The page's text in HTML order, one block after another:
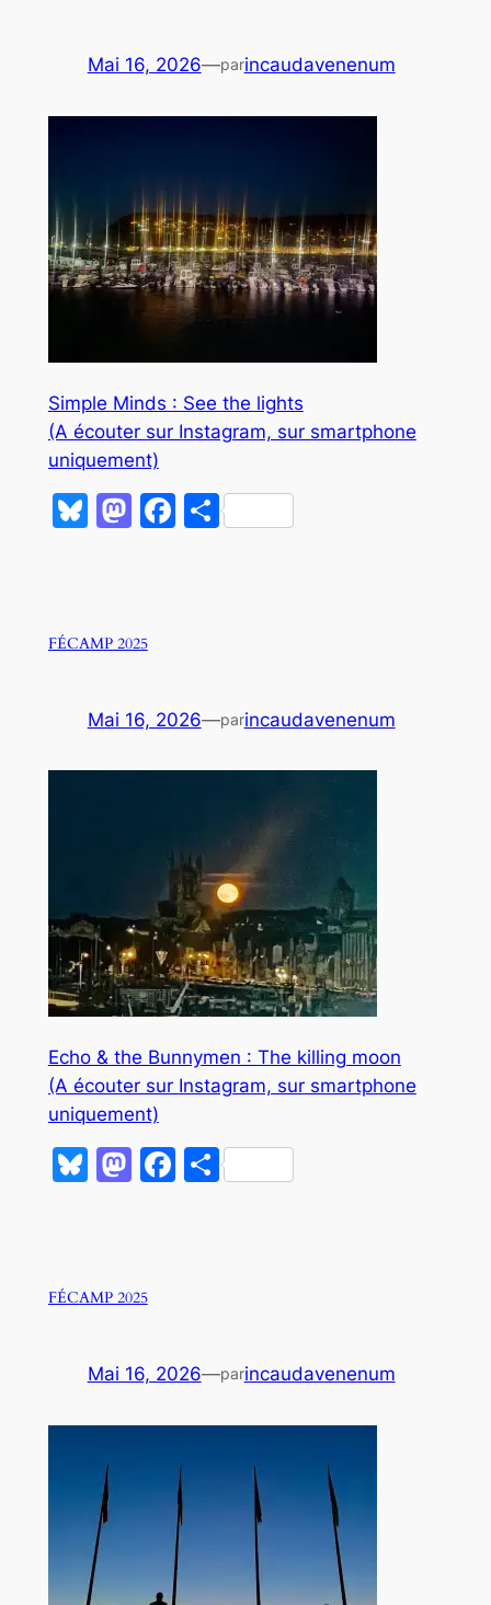
Mai 16, 2026—parincaudavenenum
Simple Minds : See the lights
(A écouter sur Instagram, sur smartphone
uniquement)
Bluesky
Mastodon
Facebook
Partager
FÉCAMP 2025
Mai 16, 2026—parincaudavenenum
Echo & the Bunnymen : The killing moon
(A écouter sur Instagram, sur smartphone
uniquement)
Bluesky
Mastodon
Facebook
Partager
FÉCAMP 2025
Mai 16, 2026—parincaudavenenum